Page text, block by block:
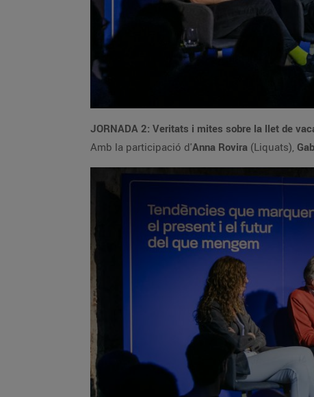
JORNADA 2: Veritats i mites sobre la llet de
Amb la participació d'Anna Rovira (Liquats),